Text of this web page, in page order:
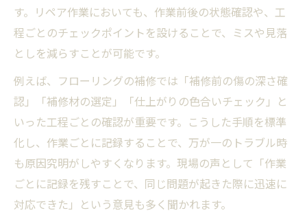
す。リペア作業においても、作業前後の状態確認や、工
程ごとのチェックポイントを設けることで、ミスや見落
としを減らすことが可能です。
例えば、フローリングの補修では「補修前の傷の深さ確
認」「補修材の選定」「仕上がりの色合いチェック」と
いった工程ごとの確認が重要です。こうした手順を標準
化し、作業ごとに記録することで、万が一のトラブル時
も原因究明がしやすくなります。現場の声として「作業
ごとに記録を残すことで、同じ問題が起きた際に迅速に
対応できた」という意見も多く聞かれます。